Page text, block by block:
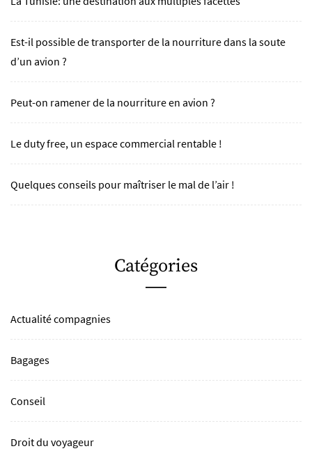
Est-il possible de transporter de la nourriture dans la soute
d’un avion ?
Peut-on ramener de la nourriture en avion ?
Le duty free, un espace commercial rentable !
Quelques conseils pour maîtriser le mal de l’air !
Catégories
Actualité compagnies
Bagages
Conseil
Droit du voyageur